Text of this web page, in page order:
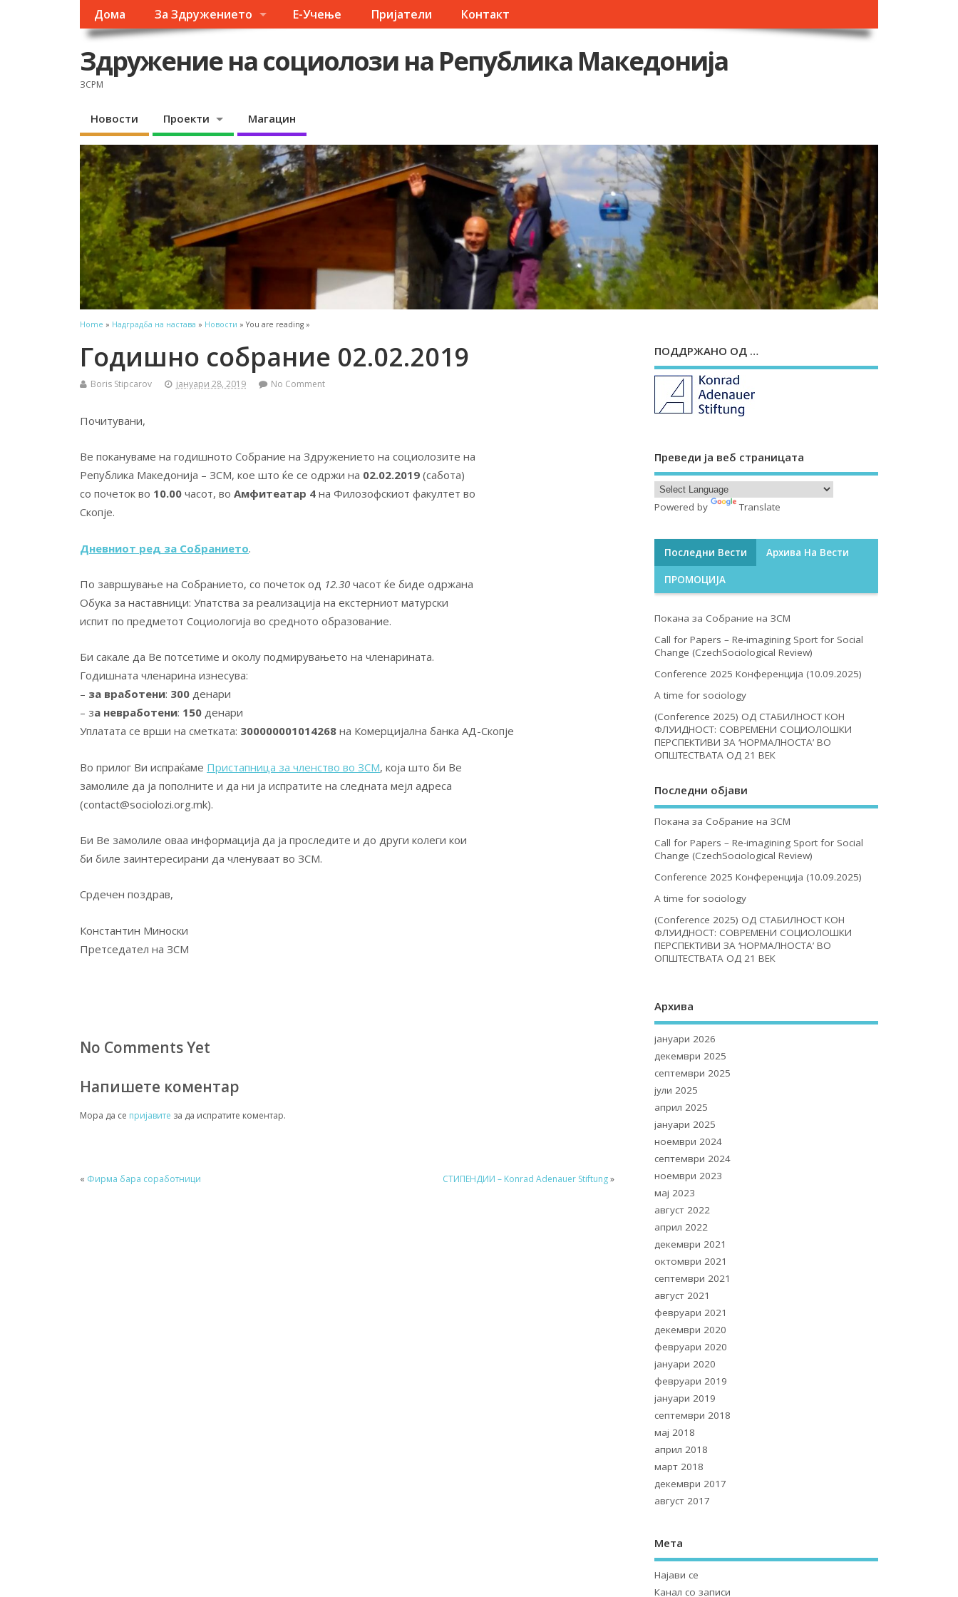
Дома За Здружението Е-Учење Пријатели Контакт
Здружение на социолози на Република Македонија
ЗСРМ
Новости Проекти Магацин
Home » Надградба на настава » Новости » You are reading »
Годишно собрание 02.02.2019
Boris Stipcarov јануари 28, 2019 No Comment
Почитувани,
Ве покануваме на годишното Собрание на Здружението на социолозите на
Република Македонија – ЗСМ, кое што ќе се одржи на 02.02.2019 (сабота)
со почеток во 10.00 часот, во Амфитеатар 4 на Филозофскиот факултет во
Скопје.
Дневниот ред за Собранието.
По завршување на Собранието, со почеток од 12.30 часот ќе биде одржана
Обука за наставници: Упатства за реализација на екстерниот матурски
испит по предметот Социологија во средното образование.
Би сакале да Ве потсетиме и околу подмирувањето на членарината.
Годишната членарина изнесува:
– за вработени: 300 денари
– за невработени: 150 денари
Уплатата се врши на сметката: 300000001014268 на Комерцијална банка АД-Скопје
Во прилог Ви испраќаме Пристапница за членство во ЗСМ, која што би Ве
замолиле да ја пополните и да ни ја испратите на следната мејл адреса
(contact@sociolozi.org.mk).
Би Ве замолиле оваа информација да ја проследите и до други колеги кои
би биле заинтересирани да членуваат во ЗСМ.
Срдечен поздрав,
Константин Миноски
Претседател на ЗСМ
No Comments Yet
Напишете коментар
Мора да се пријавите за да испратите коментар.
« Фирма бара соработници СТИПЕНДИИ – Konrad Adenauer Stiftung»
ПОДДРЖАНО ОД …
Преведи ја веб страницата
Powered by Translate
Последни Вести Архива На Вести
ПРОМОЦИЈА
Покана за Собрание на ЗСМ
Call for Papers – Re-imagining Sport for Social
Change (CzechSociological Review)
Conference 2025 Конференција (10.09.2025)
A time for sociology
(Conference 2025) ОД СТАБИЛНОСТ КОН
ФЛУИДНОСТ: СОВРЕМЕНИ СОЦИОЛОШКИ
ПЕРСПЕКТИВИ ЗА ‘НОРМАЛНОСТА’ ВО
ОПШТЕСТВАТА ОД 21 ВЕК
Последни објави
Покана за Собрание на ЗСМ
Call for Papers – Re-imagining Sport for Social
Change (CzechSociological Review)
Conference 2025 Конференција (10.09.2025)
A time for sociology
(Conference 2025) ОД СТАБИЛНОСТ КОН
ФЛУИДНОСТ: СОВРЕМЕНИ СОЦИОЛОШКИ
ПЕРСПЕКТИВИ ЗА ‘НОРМАЛНОСТА’ ВО
ОПШТЕСТВАТА ОД 21 ВЕК
Архива
јануари 2026
декември 2025
септември 2025
јули 2025
април 2025
јануари 2025
ноември 2024
септември 2024
ноември 2023
мај 2023
август 2022
април 2022
декември 2021
октомври 2021
септември 2021
август 2021
февруари 2021
декември 2020
февруари 2020
јануари 2020
февруари 2019
јануари 2019
септември 2018
мај 2018
април 2018
март 2018
декември 2017
август 2017
Мета
Најави се
Канал со записи